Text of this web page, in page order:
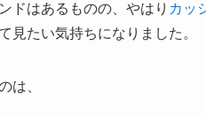
ドはあるものの、やはり カッ
見たい気持ちになりました。
は、